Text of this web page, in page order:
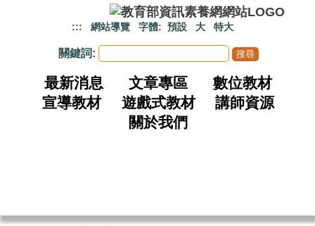
::: 網站導覽 字體: 預設 大 特大
關鍵詞:
最新消息 文章專區
數位教材
宣導教材
遊戲式教材
講師資源
關於我們